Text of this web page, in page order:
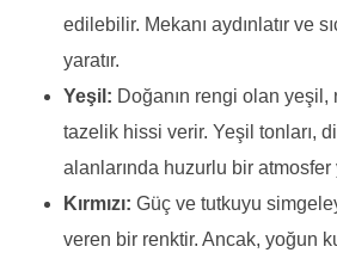
edilebilir. Mekanı aydınlatır ve
yaratır.
Yeşil: Doğanın rengi olan yeşil,
tazelik hissi verir. Yeşil tonları,
alanlarında huzurlu bir atmosfer
Kırmızı: Güç ve tutkuyu
veren bir renktir. Ancak, yoğun